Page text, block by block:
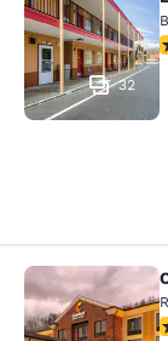
32
Comfort